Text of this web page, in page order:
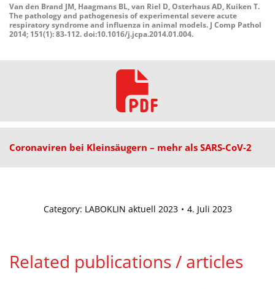
Van den Brand JM, Haagmans BL, van Riel D, Osterhaus AD, Kuiken T.
The pathology and pathogenesis of experimental severe acute
respiratory syndrome and influenza in animal models. J Comp Pathol
2014; 151(1): 83-112. doi:10.1016/j.jcpa.2014.01.004.
Coronaviren bei Kleinsäugern – mehr als SARS-CoV-2
Category: LABOKLIN aktuell 2023 4. Juli 2023
Related publications / articles